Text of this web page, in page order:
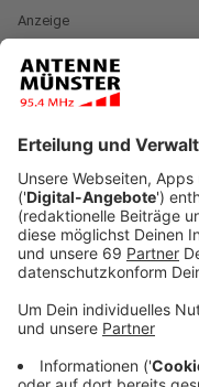
Anzeige
Die frostigen
allem am
werden. Und damit
stehen die
um die Straßen mit
machen. Benedikt
Einsatzleiter des
Anzeige